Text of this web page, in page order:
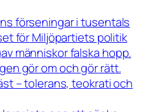
förseningar i tusentals
för Miljöpartiets politik
människor falska hopp.
gör om och gör rätt.
– tolerans, teokrati och